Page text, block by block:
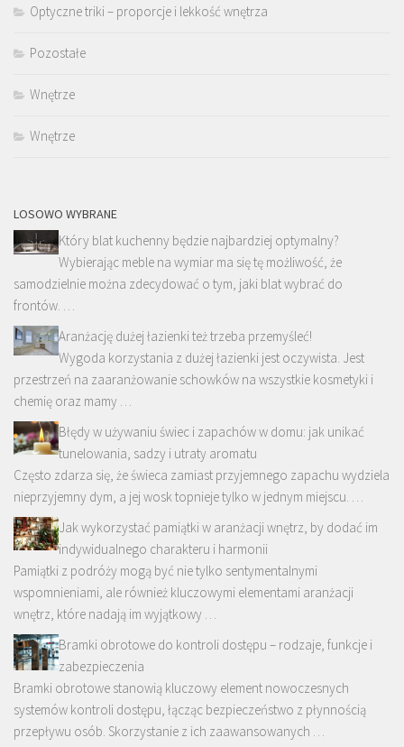
Optyczne triki – proporcje i lekkość wnętrza
Pozostałe
Wnętrze
Wnętrze
LOSOWO WYBRANE
Który blat kuchenny będzie najbardziej optymalny?
Wybierając meble na wymiar ma się tę możliwość, że
samodzielnie można zdecydować o tym, jaki blat wybrać do
frontów. …
Aranżację dużej łazienki też trzeba przemyśleć!
Wygoda korzystania z dużej łazienki jest oczywista. Jest
przestrzeń na zaaranżowanie schowków na wszystkie kosmetyki i
chemię oraz mamy …
Błędy w używaniu świec i zapachów w domu: jak unikać
tunelowania, sadzy i utraty aromatu
Często zdarza się, że świeca zamiast przyjemnego zapachu wydziela
nieprzyjemny dym, a jej wosk topnieje tylko w jednym miejscu. …
Jak wykorzystać pamiątki w aranżacji wnętrz, by dodać im
indywidualnego charakteru i harmonii
Pamiątki z podróży mogą być nie tylko sentymentalnymi
wspomnieniami, ale również kluczowymi elementami aranżacji
wnętrz, które nadają im wyjątkowy …
Bramki obrotowe do kontroli dostępu – rodzaje, funkcje i
zabezpieczenia
Bramki obrotowe stanowią kluczowy element nowoczesnych
systemów kontroli dostępu, łącząc bezpieczeństwo z płynnością
przepływu osób. Skorzystanie z ich zaawansowanych …